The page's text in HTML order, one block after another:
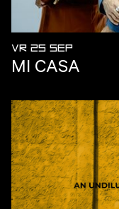
VR 25 SEP
MI CASA